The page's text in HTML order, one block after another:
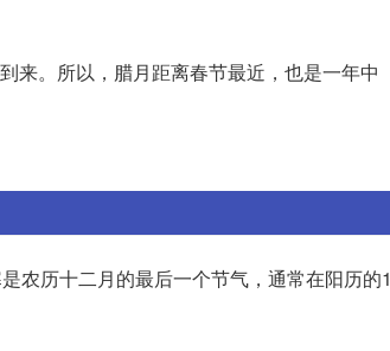
来。所以，腊月距离春节最近，也是一年中
农历十二月的最后一个节气，通常在阳历的1